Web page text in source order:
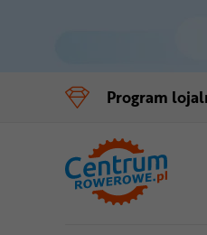
Menu
Informacje o
Do
Program